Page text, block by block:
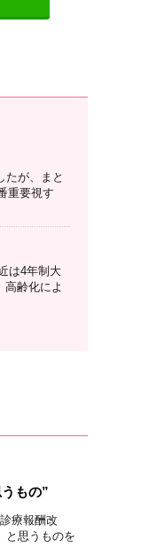
が、まと
重要視す
は4年制大
齢化によ
もの”
療報酬改
と思うものを